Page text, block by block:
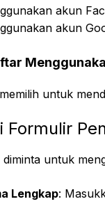
akun
akun
untuk
Formulir
diminta untuk
Lengkap: